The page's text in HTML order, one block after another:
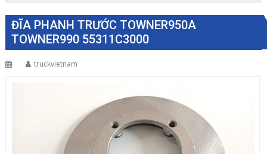
ĐĨA PHANH TRƯỚC TOWNER950A
TOWNER990 55311C3000
truckvietnam